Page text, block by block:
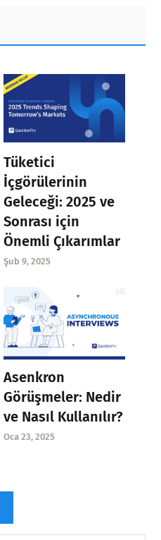
Tüketici
İçgörülerinin
Geleceği: 2025 ve
Sonrası için
Önemli Çıkarımlar
Şub 9, 2025
Asenkron
Görüşmeler: Nedir
ve Nasıl Kullanılır?
Oca 23, 2025